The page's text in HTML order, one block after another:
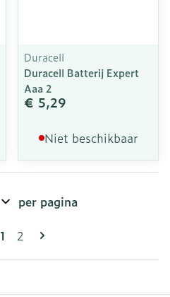
Duracell
Duracell Batterij Expert
Aaa 2
€ 5,29
Niet beschikbaar
Pagina's
U lees momenteel pagina
1 Pagina
2
per pagina